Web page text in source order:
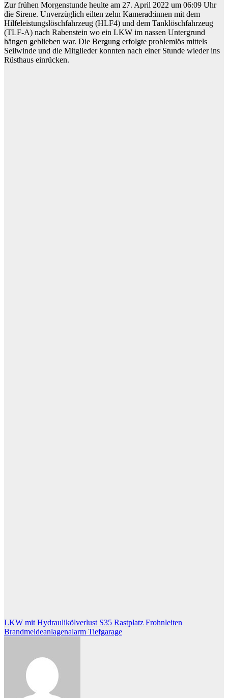
Zur frühen Morgenstunde heulte am 27. April 2022 um 06:09 Uhr
die Sirene. Unverzüglich eilten zehn Kamerad:innen mit dem
Hilfeleistungslöschfahrzeug (HLF4) und dem Tanklöschfahrzeug
(TLF-A) nach Rabenstein wo ein LKW im nassen Untergrund
hängen geblieben war. Die Bergung erfolgte problemlös mittels
Seilwinde und die Mitglieder konnten nach einer Stunde wieder ins
Rüsthaus einrücken.
Beitragsnavigation
LKW mit Hydraulikölverlust S35 Rastplatz Frohnleiten
Brandmeldeanlagenalarm Tiefgarage